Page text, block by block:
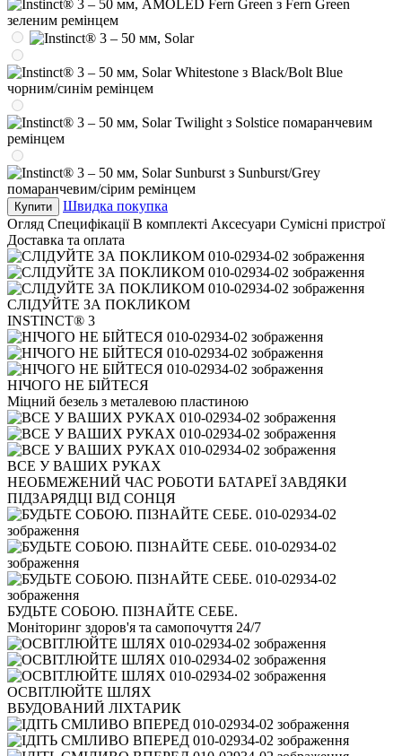
Купити
Швидка покупка
Огляд Специфікації В комплекті Аксесуари Сумісні пристрої
Доставка та оплата
СЛІДУЙТЕ ЗА ПОКЛИКОМ
INSTINCT® 3
НІЧОГО НЕ БІЙТЕСЯ
Міцний безель з металевою пластиною
ВСЕ У ВАШИХ РУКАХ
НЕОБМЕЖЕНИЙ ЧАС РОБОТИ БАТАРЕЇ ЗАВДЯКИ
ПІДЗАРЯДЦІ ВІД СОНЦЯ
БУДЬТЕ СОБОЮ. ПІЗНАЙТЕ СЕБЕ.
Моніторинг здоров'я та самопочуття 24/7
ОСВІТЛЮЙТЕ ШЛЯХ
ВБУДОВАНИЙ ЛІХТАРИК